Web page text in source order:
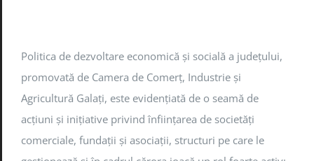
Politica de dezvoltare economică şi socială a judeţului,
promovată de Camera de Comerţ, Industrie şi
Agricultură Galaţi, este evidenţiată de o seamă de
acţiuni şi iniţiative privind înfiinţarea de societăţi
comerciale, fundaţii şi asociaţii, structuri pe care le